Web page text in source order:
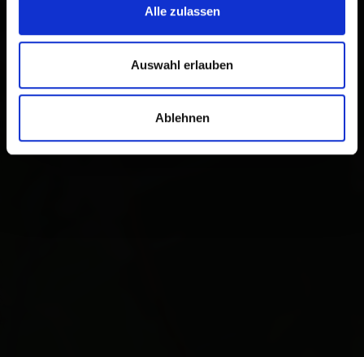
Alle zulassen
Auswahl erlauben
Ablehnen